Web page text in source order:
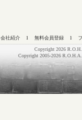
会社紹介 l 無料会員登録 l
Copyright 2026
Copyright 2005-2026